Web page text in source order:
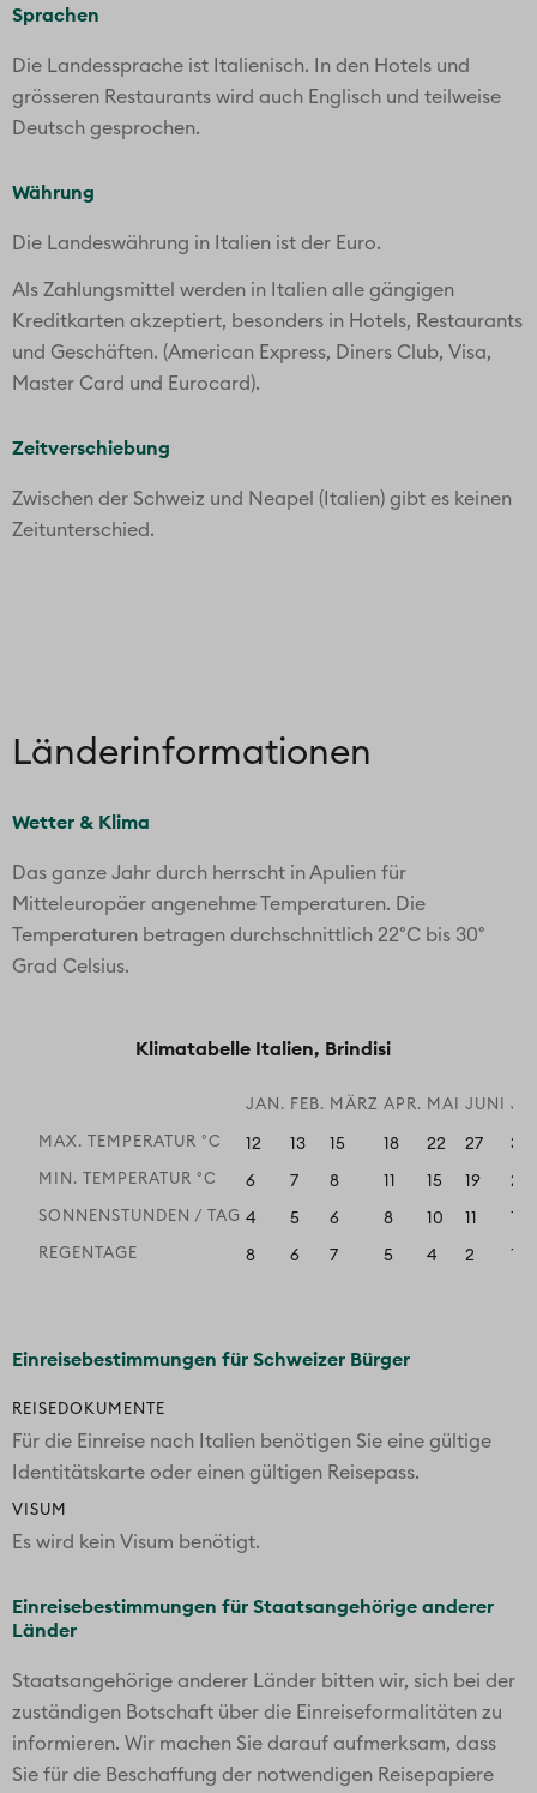
Sprachen
Die Landessprache ist Italienisch. In den Hotels und
grösseren Restaurants wird auch Englisch und teilweise
Deutsch gesprochen.
Währung
Die Landeswährung in Italien ist der Euro.
Als Zahlungsmittel werden in Italien alle gängigen
Kreditkarten akzeptiert, besonders in Hotels, Restaurants
und Geschäften. (American Express, Diners Club, Visa,
Master Card und Eurocard).
Zeitverschiebung
Zwischen der Schweiz und Neapel (Italien) gibt es keinen
Zeitunterschied.
Länder­informationen
Wetter & Klima
Das ganze Jahr durch herrscht in Apulien für
Mitteleuropäer angenehme Temperaturen. Die
Temperaturen betragen durchschnittlich 22°C bis 30°
Grad Celsius.
Klimatabelle Italien, Brindisi
JAN. FEB. MÄRZ APR. MAI JUNI
MAX. TEMPERATUR °C 12 13 15 18 22 27 30
MIN. TEMPERATUR °C 6 7 8 11 15 19 22
SONNENSTUNDEN / TAG 4 5 6 8 10 11 11
REGENTAGE 8 6 7 5 4 2 1
Einreisebestimmungen für Schweizer Bürger
REISEDOKUMENTE
Für die Einreise nach Italien benötigen Sie eine gültige
Identitätskarte oder einen gültigen Reisepass.
VISUM
Es wird kein Visum benötigt.
Einreisebestimmungen für Staatsangehörige anderer
Länder
Staatsangehörige anderer Länder bitten wir, sich bei der
zuständigen Botschaft über die Einreiseformalitäten zu
informieren. Wir machen Sie darauf aufmerksam, dass
Sie für die Beschaffung der notwendigen Reisepapiere